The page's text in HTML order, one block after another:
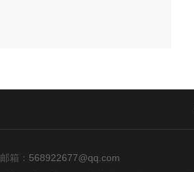
邮箱： 568922677@qq.com